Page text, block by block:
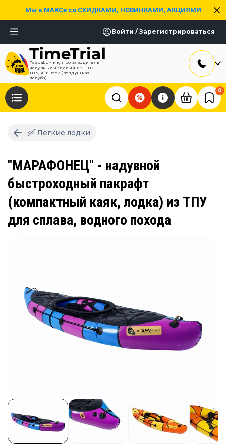
Мы в МАКСе со СКИДКАМИ, НОВИНКАМИ, АКЦИЯМИ
Войти / Зарегистрироваться
Разработчик, производитель
надувных изделий из ПВХ,
ТПУ, AirDeck (воздушная
палуба)
0
🛶 Легкие лодки
"МАРАФОНЕЦ" - надувной
быстроходный пакрафт
(компактный каяк, лодка) из ТПУ
для сплава, водного похода